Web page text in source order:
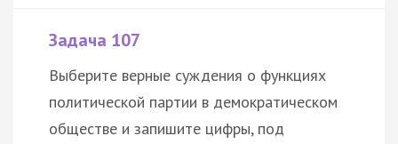
Задача 107
Выберите верные суждения о функциях
политической партии в демократическом
обществе и запишите цифры, под